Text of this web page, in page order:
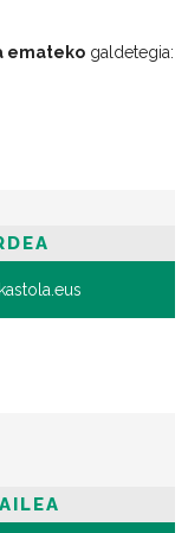
emateko galdetegia: